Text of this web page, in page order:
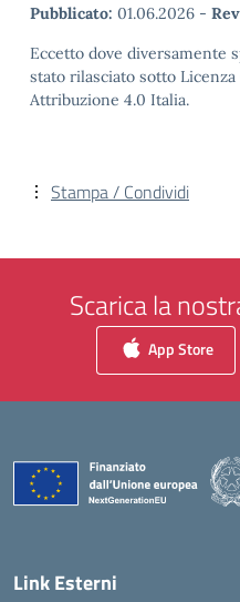
Pubblicato: 01.06.2026 -
Eccetto dove diversamente
stato rilasciato sotto
Attribuzione 4.0 Italia.
Stampa / Condividi
Scarica la
App Store
Link Esterni